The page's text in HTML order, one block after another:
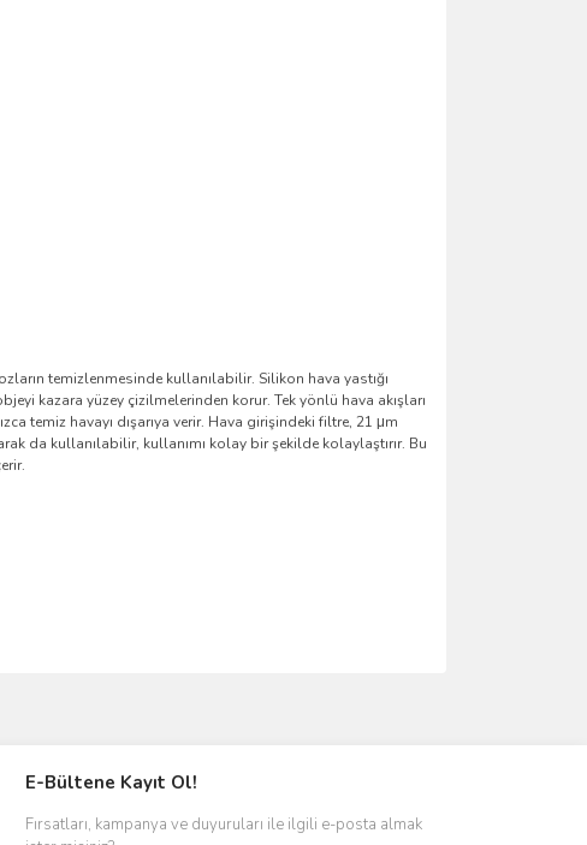
temizlenmesinde kullanılabilir. Silikon hava yastığı
kazara yüzey çizilmelerinden korur. Tek yönlü hava akışları
temiz havayı dışarıya verir. Hava girişindeki filtre, 21 μm
da kullanılabilir, kullanımı kolay bir şekilde kolaylaştırır. Bu
E-Bültene Kayıt Ol!
Fırsatları, kampanya ve duyuruları ile ilgili e-posta almak